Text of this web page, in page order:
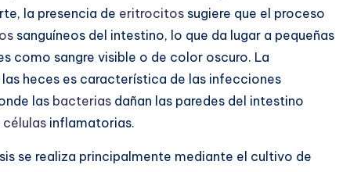
la presencia de eritrocitos sugiere que el proceso
sanguíneos del intestino, lo que da lugar a pequeñas
como sangre visible o de color oscuro. La
las heces es característica de las infecciones
las bacterias dañan las paredes del intestino
células inflamatorias.
se realiza principalmente mediante el cultivo de